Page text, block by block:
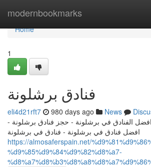
modernbookmarks
Home
Home
1
فنادق برشلونة
eli4d21rft7 980 days ago News
الفنادق في برشلونة - حجز فنادق برشلونة -
افضل فنادق في برشلونة - فنادق في برشلونة
https://almosaferspain.net/
%d9%85%d9%84%d9%82%d8%a7-